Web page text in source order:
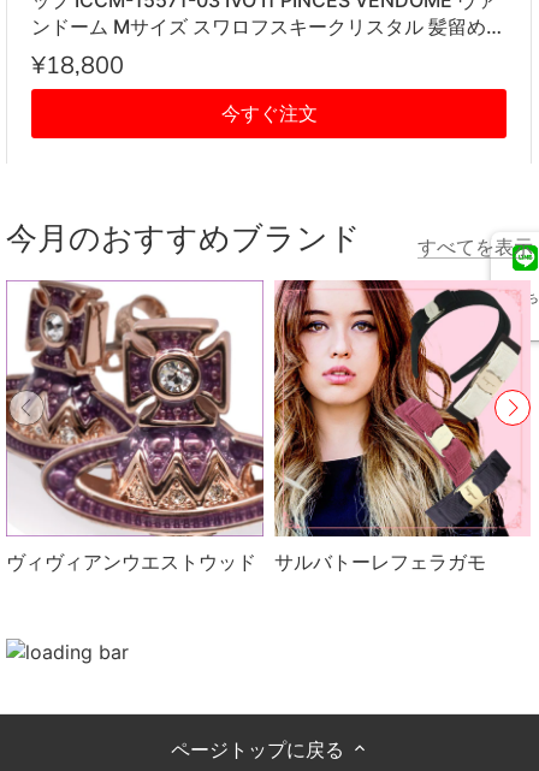
友だち
追加
ンドーム Mサイズ スワロフスキークリスタル 髪留め
レディース アイボリー系
¥18,800
今すぐ注文
今月のおすすめブランド すべてを表示
ヴィヴィアンウエストウッド サルバトーレフェラガモ
ページトップに戻る